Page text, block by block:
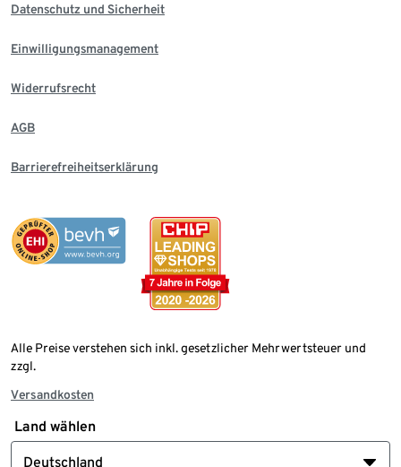
Datenschutz und Sicherheit
Einwilligungsmanagement
Widerrufsrecht
AGB
Barrierefreiheitserklärung
Alle Preise verstehen sich inkl. gesetzlicher Mehrwertsteuer und
zzgl.
Versandkosten
Land wählen
Deutschland